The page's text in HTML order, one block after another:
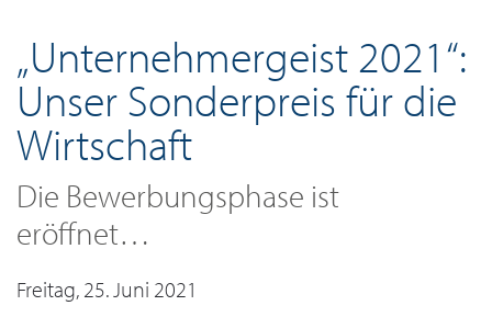
„Unternehmergeist 2021“:
Unser Sonderpreis für die
Wirtschaft
Die Bewerbungsphase ist
eröffnet…
Freitag, 25. Juni 2021